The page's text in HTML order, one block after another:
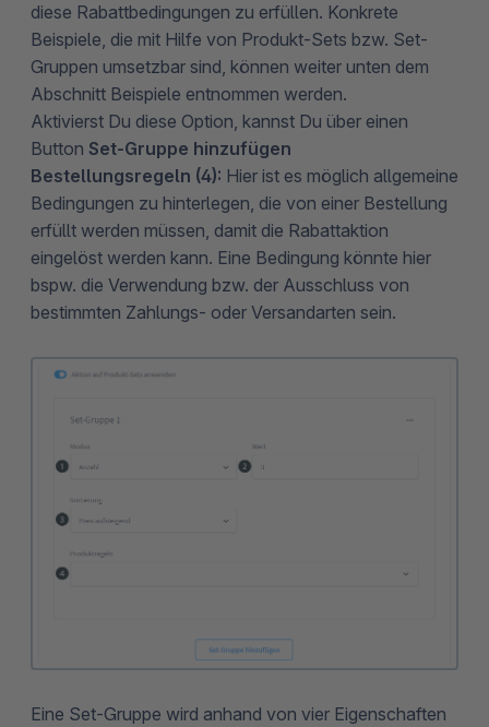
diese Rabattbedingungen zu erfüllen. Konkrete
Beispiele, die mit Hilfe von Produkt-Sets bzw. Set-
Gruppen umsetzbar sind, können weiter unten dem
Abschnitt Beispiele entnommen werden.
Aktivierst Du diese Option, kannst Du über einen
Button Set-Gruppe hinzufügen
Bestellungsregeln (4): Hier ist es möglich allgemeine
Bedingungen zu hinterlegen, die von einer Bestellung
erfüllt werden müssen, damit die Rabattaktion
eingelöst werden kann. Eine Bedingung könnte hier
bspw. die Verwendung bzw. der Ausschluss von
bestimmten Zahlungs- oder Versandarten sein.
Eine Set-Gruppe wird anhand von vier Eigenschaften